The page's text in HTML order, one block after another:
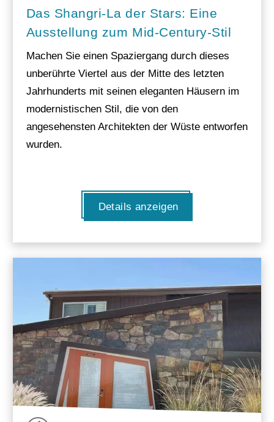
Das Shangri-La der Stars: Eine
Ausstellung zum Mid-Century-Stil
Machen Sie einen Spaziergang durch dieses
unberührte Viertel aus der Mitte des letzten
Jahrhunderts mit seinen eleganten Häusern im
modernistischen Stil, die von den
angesehensten Architekten der Wüste entworfen
wurden.
Details anzeigen